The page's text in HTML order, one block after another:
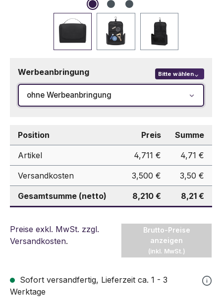
Werbeanbringung Bitte wählen
ohne Werbeanbringung
Position Preis Summe
Artikel 4,711 € 4,71 €
Versandkosten 3,500 € 3,50 €
Gesamtsumme (netto) 8,210 € 8,21 €
Preise exkl. MwSt. zzgl.
Versandkosten.
Brutto-Preise
anzeigen
(inkl. MwSt.)
Sofort versandfertig, Lieferzeit ca. 1 - 3
Werktage